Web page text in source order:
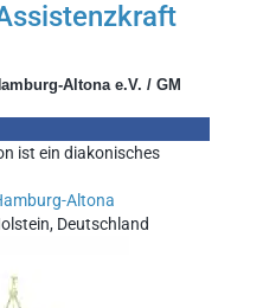
Altona e.V. / GM
ist ein diakonisches
Altona
Deutschland